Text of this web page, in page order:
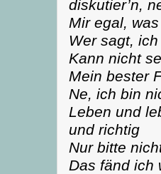
diskutier’n,
Mir egal,
Wer sagt,
Kann nicht
Mein bester
Ne, ich bin
Leben und
und richtig
Nur bitte
Das fänd ich